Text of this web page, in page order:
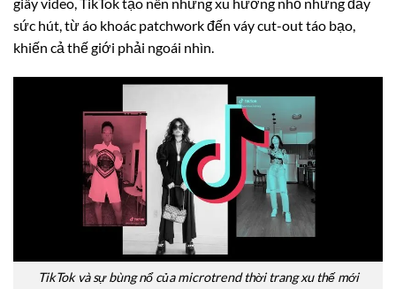
sức hút, từ áo khoác patchwork đến váy cut-out táo bạo,
khiến cả thế giới phải ngoái nhìn.
TikTok và sự bùng nổ của microtrend thời trang xu thế mới